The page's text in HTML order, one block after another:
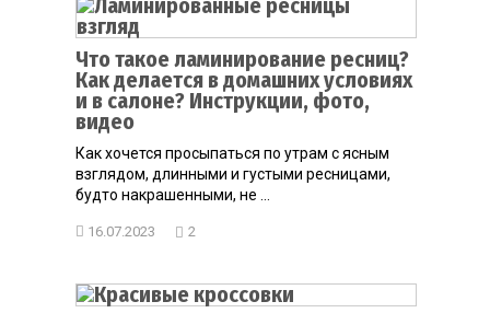
Что такое ламинирование ресниц?
Как делается в домашних условиях
и в салоне? Инструкции, фото,
видео
Как хочется просыпаться по утрам с ясным
взглядом, длинными и густыми ресницами,
будто накрашенными, не ...
16.07.2023 2